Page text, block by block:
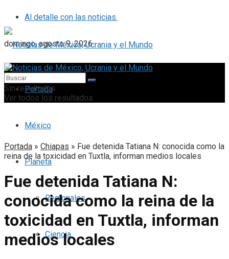
Al detalle con las noticias.
domingo, agosto 9, 2026
Portada
México
Planeta
Regionales
Ciencia
Sin resultados
Ver todos los resultados
Portada » Chiapas » Fue detenida Tatiana N: conocida como la
reina de la toxicidad en Tuxtla, informan medios locales
Fue detenida Tatiana N:
conocida como la reina de la
toxicidad en Tuxtla, informan
medios locales